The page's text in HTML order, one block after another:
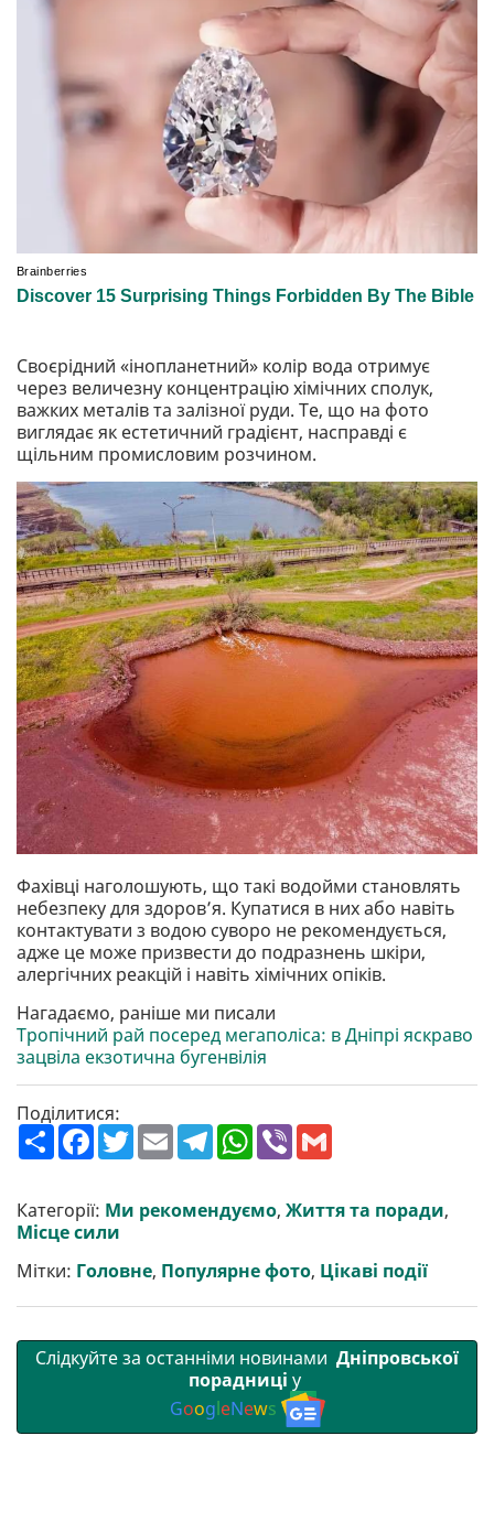
Своєрідний «інопланетний» колір вода отримує
через величезну концентрацію хімічних сполук,
важких металів та залізної руди. Те, що на фото
виглядає як естетичний градієнт, насправді є
щільним промисловим розчином.
Фахівці наголошують, що такі водойми становлять
небезпеку для здоров’я. Купатися в них або навіть
контактувати з водою суворо не рекомендується,
адже це може призвести до подразнень шкіри,
алергічних реакцій і навіть хімічних опіків.
Нагадаємо, раніше ми писали
Тропічний рай посеред мегаполіса: в Дніпрі яскраво
зацвіла екзотична бугенвілія
Поділитися:
П
о
ш
р
и
т
F
a
c
b
o
o
T
w
e
E
m
a
l
T
e
g
r
W
h
a
s
A
V
b
r l
Категорії: Ми рекомендуємо, Життя та поради,
Місце сили
Мітки: Головне, Популярне фото, Цікаві події
Слідкуйте за останніми новинами Дніпровської
порадниці у
GoogleNews